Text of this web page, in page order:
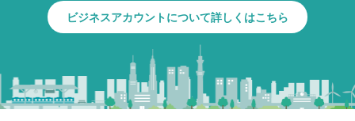
ビジネスアカウントについて詳しくはこちら